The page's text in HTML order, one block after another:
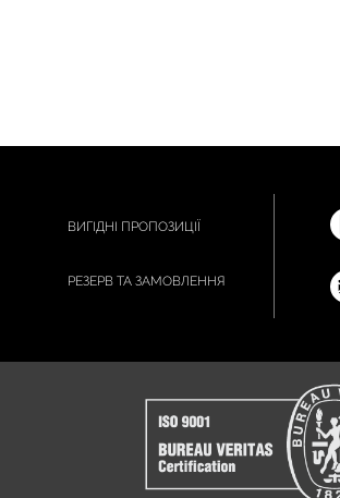
ВИГІДНІ ПРОПОЗИЦІЇ
РЕЗЕРВ ТА ЗАМОВЛЕННЯ